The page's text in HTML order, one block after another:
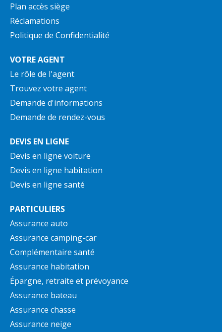
Plan accès siège
Réclamations
Politique de Confidentialité
VOTRE AGENT
Le rôle de l'agent
Trouvez votre agent
Demande d'informations
Demande de rendez-vous
DEVIS EN LIGNE
Devis en ligne voiture
Devis en ligne habitation
Devis en ligne santé
PARTICULIERS
Assurance auto
Assurance camping-car
Complémentaire santé
Assurance habitation
Épargne, retraite et prévoyance
Assurance bateau
Assurance chasse
Assurance neige